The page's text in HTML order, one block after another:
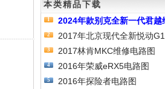
本类精品下载
1 2024年款别克全新一代君越
2 2017年北京现代全新悦动
3 2017林肯MKC维修电路图
4 2016年荣威eRX5电路图
5 2016年探险者电路图